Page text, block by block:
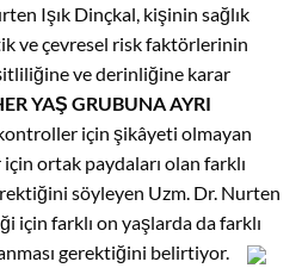
Işık Dinçkal, kişinin sağlık
ve çevresel risk faktörlerinin
ve derinliğine karar
YAŞ GRUBUNA AYRI
için şikâyeti olmayan
ortak paydaları olan farklı
söyleyen Uzm. Dr. Nurten
için farklı on yaşlarda da farklı
gerektiğini belirtiyor.